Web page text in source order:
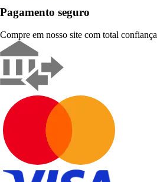
Pagamento seguro
Compre em nosso site com total confiança